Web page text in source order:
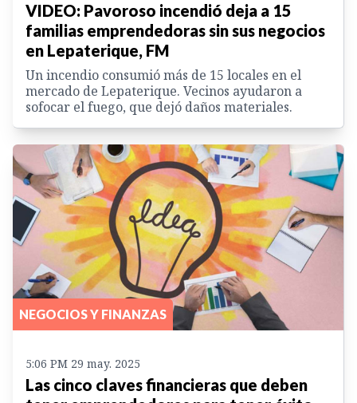
VIDEO: Pavoroso incendió deja a 15
familias emprendedoras sin sus negocios
en Lepaterique, FM
Un incendio consumió más de 15 locales en el
mercado de Lepaterique. Vecinos ayudaron a
sofocar el fuego, que dejó daños materiales.
NEGOCIOS Y FINANZAS
5:06 PM 29 may. 2025
Las cinco claves financieras que deben